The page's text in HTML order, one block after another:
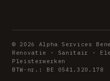
© 2026 Alpha Services
Renovatie · Sanitair ·
Pleisterwerken
BTW-nr.: BE 0541.320.178